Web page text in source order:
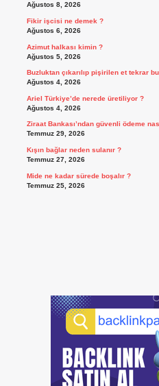
Ağustos 8, 2026
Fikir işcisi ne demek ?
Ağustos 6, 2026
Azimut halkası kimin ?
Ağustos 5, 2026
Buzluktan çıkarılıp pişirilen et tekrar
Ağustos 4, 2026
Ariel Türkiye’de nerede üretiliyor ?
Ağustos 4, 2026
Ziraat Bankası’ndan güvenli ödeme
Temmuz 29, 2026
Kışın bağlar neden sulanır ?
Temmuz 27, 2026
Mide ne kadar sürede boşalır ?
Temmuz 25, 2026